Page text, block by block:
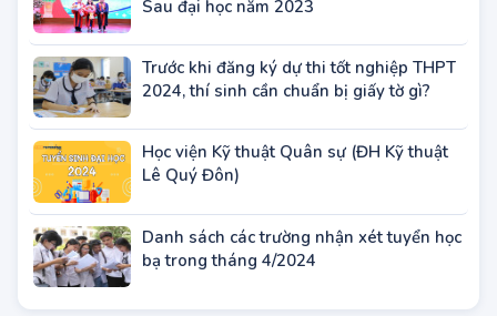
ĐH Y Dược TP.HCM tuyển sinh đào tạo
Sau đại học năm 2023
Trước khi đăng ký dự thi tốt nghiệp THPT
2024, thí sinh cần chuẩn bị giấy tờ gì?
Học viện Kỹ thuật Quân sự (ĐH Kỹ thuật
Lê Quý Đôn)